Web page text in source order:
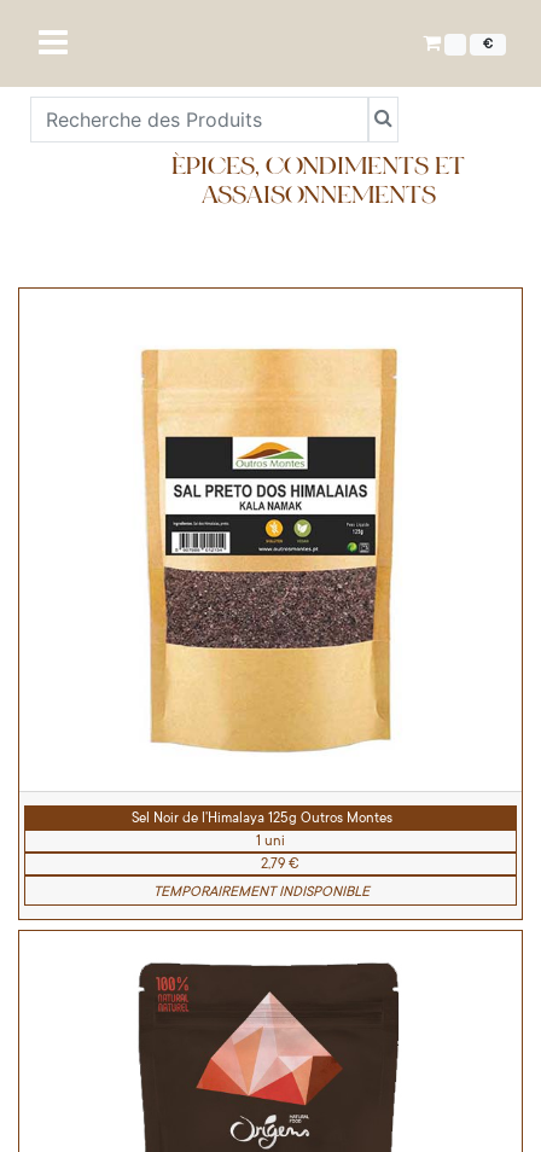
€
ÉPICES, CONDIMENTS ET
ASSAISONNEMENTS
Sel Noir de l'Himalaya 125g Outros Montes
1 uni
2,79 €
TEMPORAIREMENT INDISPONIBLE